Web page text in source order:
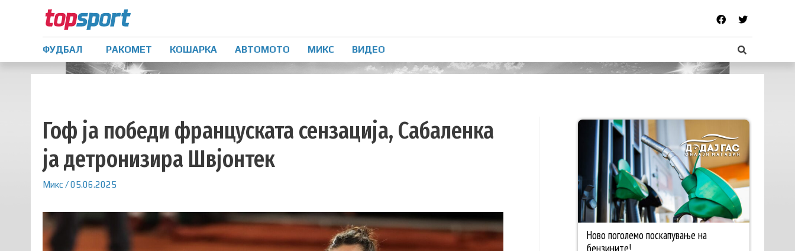
ФУДБАЛ РАКОМЕТ КОШАРКА АВТОМОТО МИКС ВИДЕО
Гоф ја победи француската сензација, Сабаленка
ја детронизира Швјонтек
Микс/05.06.2025